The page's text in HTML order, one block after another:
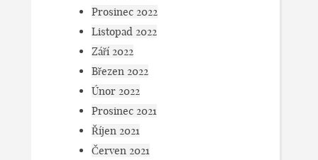
Prosinec 2022
Listopad 2022
Září 2022
Březen 2022
Únor 2022
Prosinec 2021
Říjen 2021
Červen 2021